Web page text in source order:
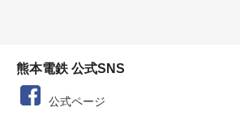
熊本電鉄 公式SNS
公式ページ